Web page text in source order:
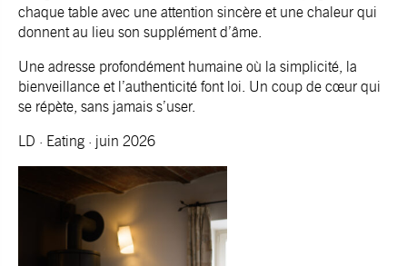
chaque table avec une attention sincère et une chaleur qui
donnent au lieu son supplément d’âme.
Une adresse profondément humaine où la simplicité, la
bienveillance et l’authenticité font loi. Un coup de cœur qui
se répète, sans jamais s’user.
LD · Eating · juin 2026